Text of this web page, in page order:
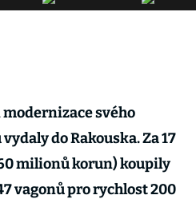
modernizace svého
do Rakouska. Za 17
milionů korun) koupily
vagonů pro rychlost 200